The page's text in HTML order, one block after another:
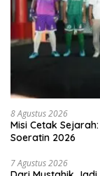
8 Agustus 2026
Misi Cetak
Soeratin 2026
7 Agustus 2026